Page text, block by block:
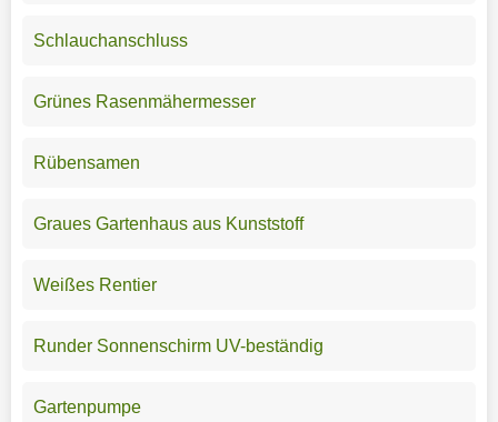
Schlauchanschluss
Grünes Rasenmähermesser
Rübensamen
Graues Gartenhaus aus Kunststoff
Weißes Rentier
Runder Sonnenschirm UV-beständig
Gartenpumpe